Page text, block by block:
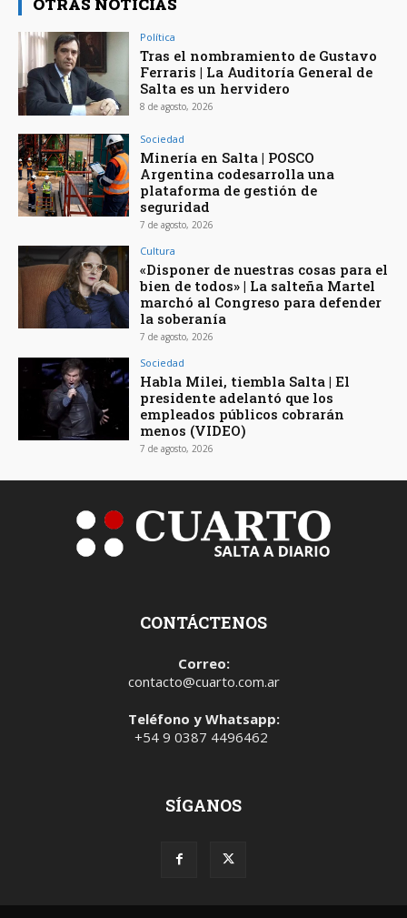
Política
Tras el nombramiento de Gustavo
Ferraris | La Auditoría General de
Salta es un hervidero
8 de agosto, 2026
Sociedad
Minería en Salta | POSCO
Argentina codesarrolla una
plataforma de gestión de
seguridad
7 de agosto, 2026
Cultura
«Disponer de nuestras cosas para el
bien de todos» | La salteña Martel
marchó al Congreso para defender
la soberanía
7 de agosto, 2026
Sociedad
Habla Milei, tiembla Salta | El
presidente adelantó que los
empleados públicos cobrarán
menos (VIDEO)
7 de agosto, 2026
CONTÁCTENOS
Correo:
contacto@cuarto.com.ar
Teléfono y Whatsapp:
+54 9 0387 4496462
SÍGANOS